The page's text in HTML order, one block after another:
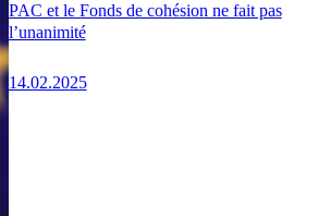
PAC et le Fonds de cohésion ne fait pas
l’unanimité
14.02.2025